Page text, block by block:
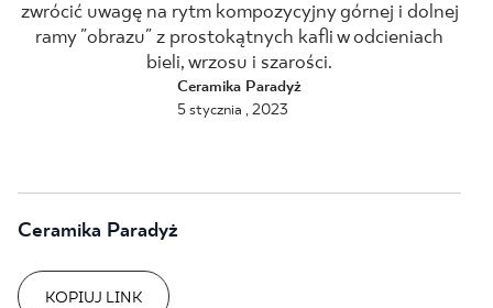
BLOG
GDZIE KUPIĆ
zwrócić uwagę na rytm kompozycyjny górnej i dolnej
ramy "obrazu" z prostokątnych kafli w odcieniach
bieli, wrzosu i szarości.
Ceramika Paradyż
5 stycznia , 2023
Ceramika Paradyż
KOPIUJ LINK